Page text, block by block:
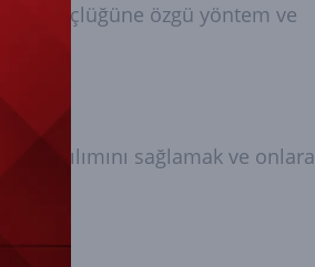
güçlüğüne özgü yöntem ve
katılımını sağlamak ve onlara